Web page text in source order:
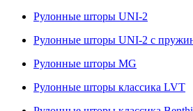
Рулонные шторы UNI-2
Рулонные шторы UNI-2 с
Рулонные шторы MG
Рулонные шторы классика LVT